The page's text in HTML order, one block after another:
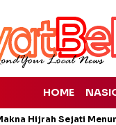
HOME
Hijrah Sejati